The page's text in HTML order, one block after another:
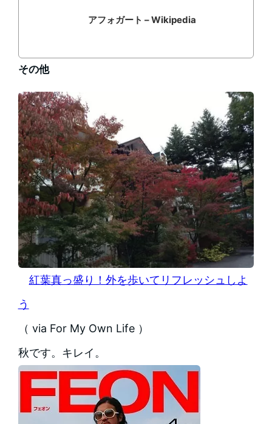
アフォガート – Wikipedia
その他
紅葉真っ盛り！外を歩いてリフレッシュしよ
う
（ via For My Own Life ）
秋です。キレイ。